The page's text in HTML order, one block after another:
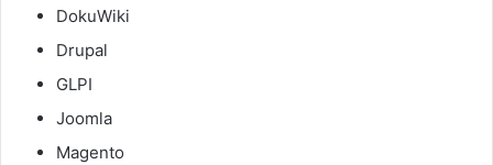
DokuWiki
Drupal
GLPI
Joomla
Magento